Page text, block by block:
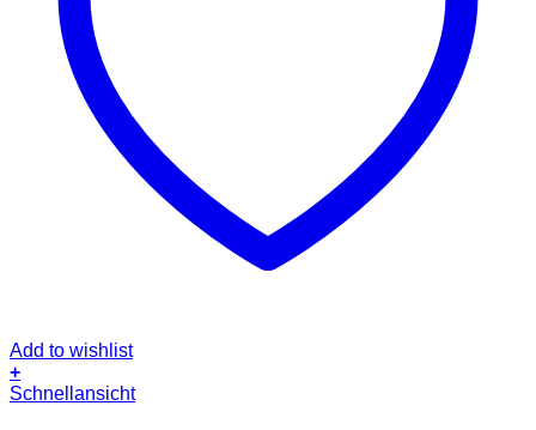
Add to wishlist
+
Schnellansicht